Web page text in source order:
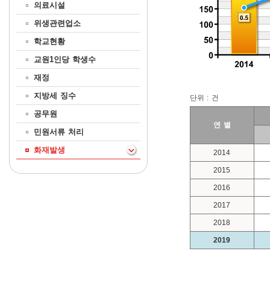
단위 : 건
연 별
2014
2015
2016
2017
2018
2019
의료시설
위생관련업소
학교현황
교원1인당 학생수
재정
지방세 징수
공무원
민원서류 처리
화재발생